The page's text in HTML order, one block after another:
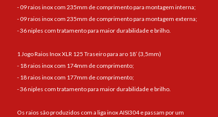
- 09 raios inox com 235mm de comprimento para montagem interna;
- 09 raios inox com 235mm de comprimento para montagem externa;
- 36 niples com tratamento para maior durabilidade e brilho.
1 Jogo Raios Inox XLR 125 Traseiro para aro 18’ (3,5mm)
- 18 raios inox com 174mm de comprimento;
- 18 raios inox com 177mm de comprimento;
- 36 niples com tratamento para maior durabilidade e brilho.
Os raios são produzidos com a liga inox AISI304 e passam por um